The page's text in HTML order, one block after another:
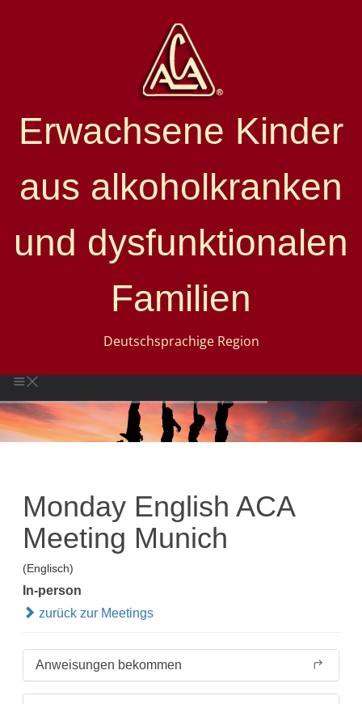
Erwachsene Kinder
aus alkoholkranken
und dysfunktionalen
Familien
Deutschsprachige Region
Monday English ACA
Meeting Munich
(Englisch)
In-person
zurück zur Meetings
Anweisungen bekommen